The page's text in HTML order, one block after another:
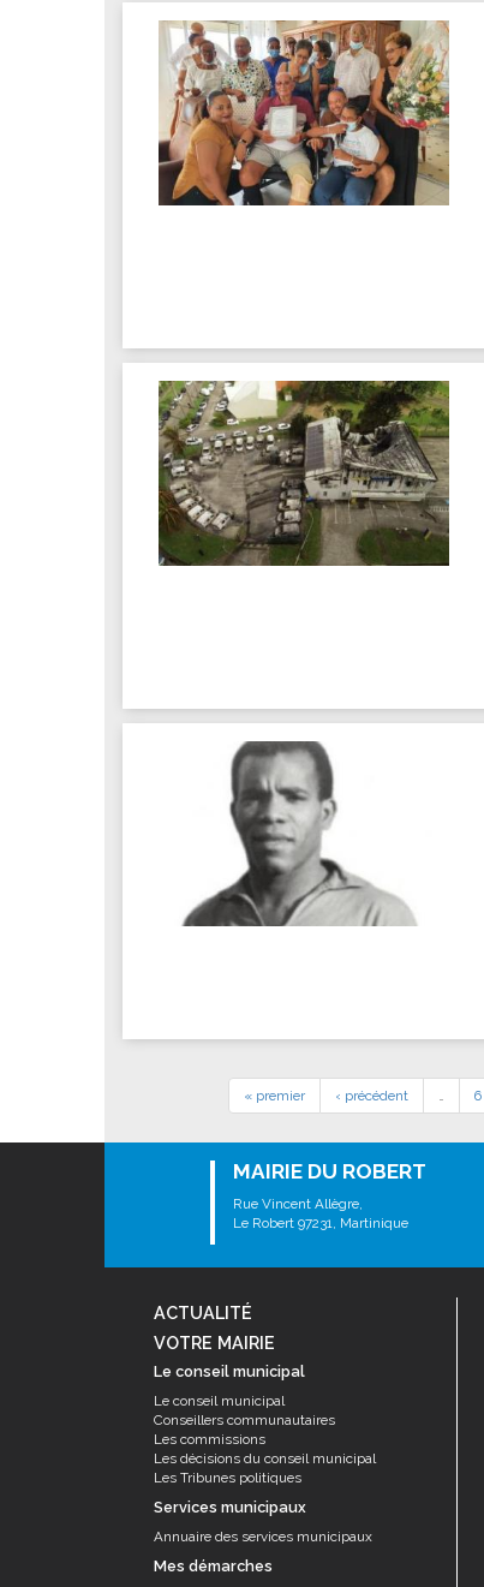
« premier ‹ précédent 6
MAIRIE DU ROBERT
Rue Vincent Allègre,
Le Robert 97231, Martinique
ACTUALITÉ
VOTRE MAIRIE
Le conseil municipal
Le conseil municipal
Conseillers communautaires
Les commissions
Les décisions du conseil municipal
Les Tribunes politiques
Services municipaux
Annuaire des services municipaux
Mes démarches